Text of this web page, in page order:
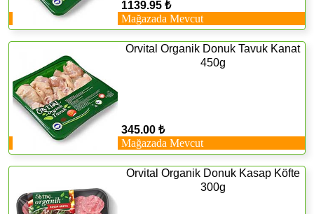
1139.95 ₺
Mağazada Mevcut
Orvital Organik Donuk Tavuk Kanat
450g
345.00 ₺
Mağazada Mevcut
Orvital Organik Donuk Kasap Köfte
300g